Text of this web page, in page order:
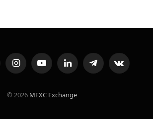
InstagramYouTubeLinkedInTelegramVKontakte
© 2026 MEXC Exchange